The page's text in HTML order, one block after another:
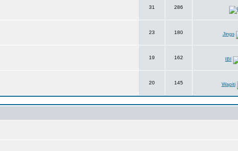
31 286
23 180
Jings
19 162
IBI
20 145
Wapiti